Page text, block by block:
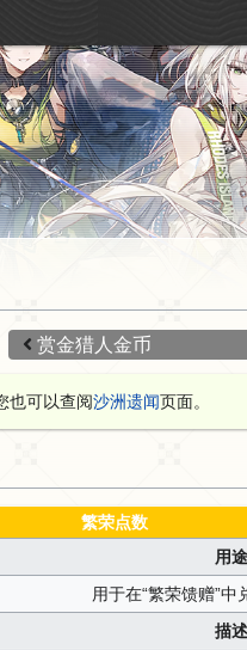
赏金猎人金币
也可以查阅沙洲遗闻页面。
繁荣点数
用途
用于在“繁荣馈赠”中
描述